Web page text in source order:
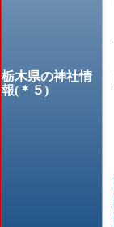
栃木県の神社情
報(＊５)